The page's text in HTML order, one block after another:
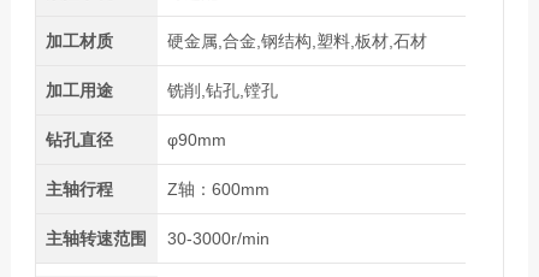
加工材质 硬金属,合金,钢结构,塑料,板材,石材
加工用途 铣削,钻孔,镗孔
钻孔直径 φ90mm
主轴行程 Z轴：600mm
主轴转速范围 30-3000r/min